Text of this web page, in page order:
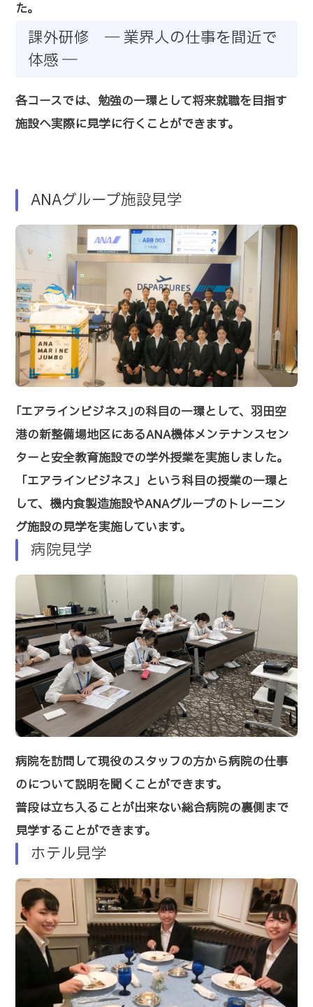
た。
課外研修 ― 業界人の仕事を間近で
体感 ―
各コースでは、勉強の一環として将来就職を目指す
施設へ実際に見学に行くことができます。
ANAグループ施設見学
｢エアラインビジネス｣の科目の一環として、羽田空
港の新整備場地区にあるANA機体メンテナンスセン
ターと安全教育施設での学外授業を実施しました。
「エアラインビジネス」という科目の授業の一環と
して、機内食製造施設やANAグループのトレーニン
グ施設の見学を実施しています。
病院見学
病院を訪問して現役のスタッフの方から病院の仕事
のについて説明を聞くことができます。
普段は立ち入ることが出来ない総合病院の裏側まで
見学することができます。
ホテル見学